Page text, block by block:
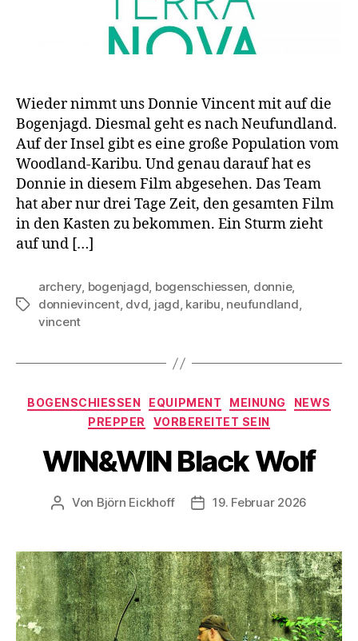
Wieder nimmt uns Donnie Vincent mit auf die
Bogenjagd. Diesmal geht es nach Neufundland.
Auf der Insel gibt es eine große Population vom
Woodland-Karibu. Und genau darauf hat es
Donnie in diesem Film abgesehen. Das Team
hat aber nur drei Tage Zeit, den gesamten Film
in den Kasten zu bekommen. Ein Sturm zieht
auf und […]
Schlagwörter
archery, bogenjagd, bogenschiessen, donnie,
donnievincent, dvd, jagd, karibu, neufundland,
vincent
Kategorien
BOGENSCHIESSEN EQUIPMENT MEINUNG
NEWS
PREPPER
VORBEREITET SEIN
WIN&WIN Black Wolf
Beitragsautor
Von Björn Eickhoff Veröffentlichungsdatum
19. Februar 2026